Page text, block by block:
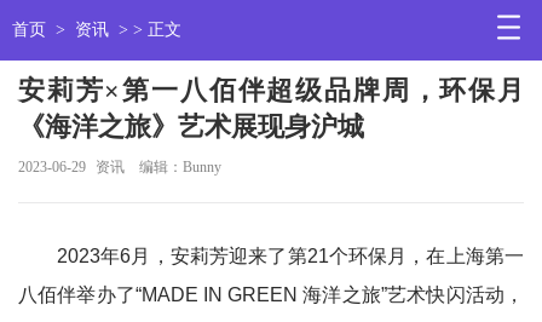
首页 > 资讯 > > 正文
安莉芳×第一八佰伴超级品牌周，环保月
《海洋之旅》艺术展现身沪城
2023-06-29 资讯 编辑：Bunny
2023年6月，安莉芳迎来了第21个环保月，在上海第一
八佰伴举办了“MADE IN GREEN 海洋之旅”艺术快闪活动，